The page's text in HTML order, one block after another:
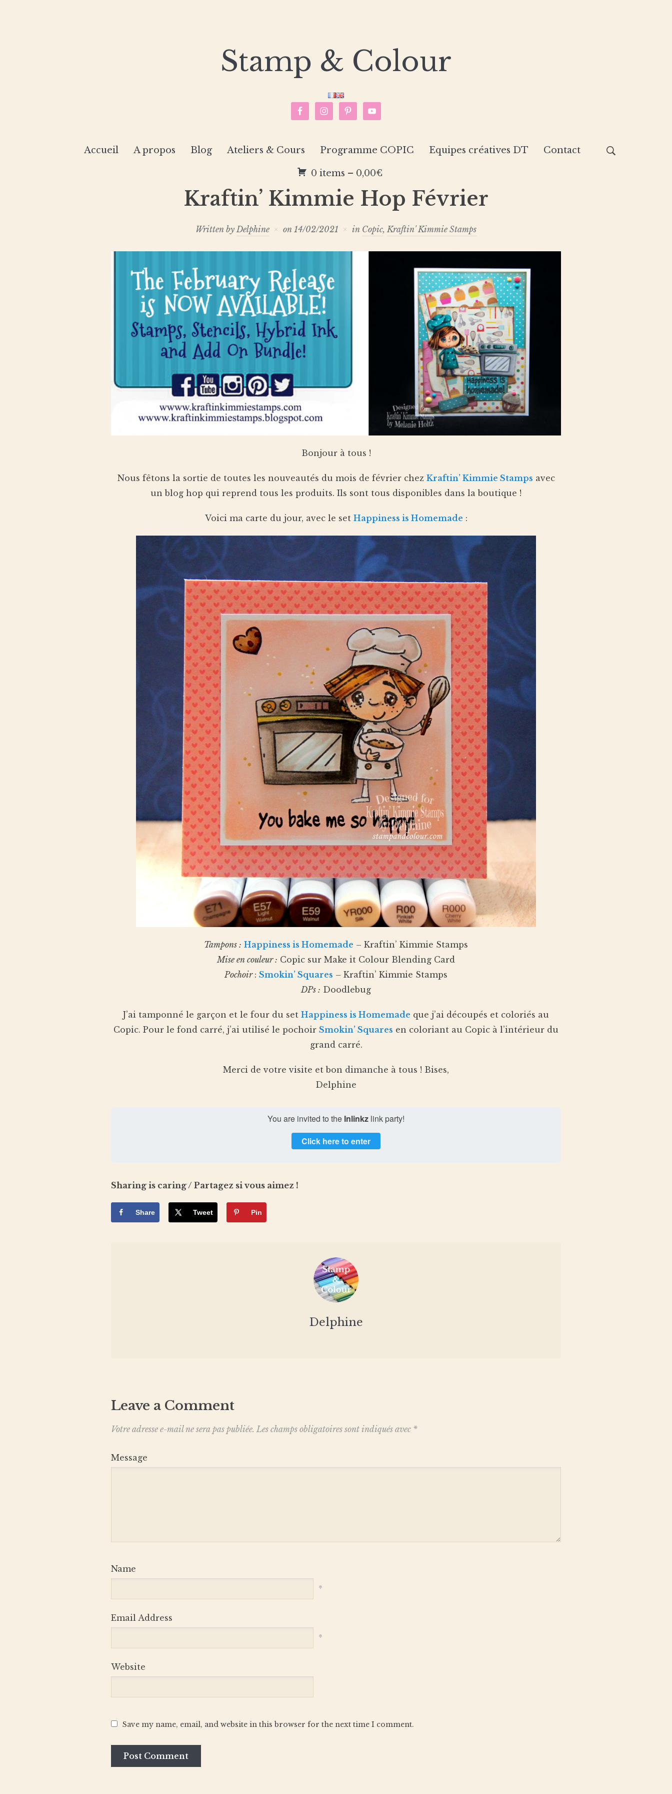
Stamp & Colour
Accueil A propos Blog Ateliers & Cours Programme COPIC Equipes créatives DT Contact
0 items – 0,00€
Kraftin’ Kimmie Hop Février
Written byDelphine on 14/02/2021 in Copic,Kraftin' Kimmie Stamps
Bonjour à tous !
Nous fêtons la sortie de toutes les nouveautés du mois de février chez Kraftin’ Kimmie Stamps avec
un blog hop qui reprend tous les produits. Ils sont tous disponibles dans la boutique !
Voici ma carte du jour, avec le set Happiness is Homemade :
Tampons : Happiness is Homemade – Kraftin’ Kimmie Stamps
Mise en couleur : Copic sur Make it Colour Blending Card
Pochoir : Smokin’ Squares – Kraftin’ Kimmie Stamps
DPs : Doodlebug
J’ai tamponné le garçon et le four du set Happiness is Homemade que j’ai découpés et coloriés au
Copic. Pour le fond carré, j’ai utilisé le pochoir Smokin’ Squares en coloriant au Copic à l’intérieur du
grand carré.
Merci de votre visite et bon dimanche à tous ! Bises,
Delphine
You are invited to the Inlinkz link party!
Click here to enter
Sharing is caring / Partagez si vous aimez !
Share Tweet Pin
Delphine
Leave a Comment
Votre adresse e-mail ne sera pas publiée. Les champs obligatoires sont indiqués avec *
Message
Name
*
Email Address
*
Website
Save my name, email, and website in this browser for the next time I comment.